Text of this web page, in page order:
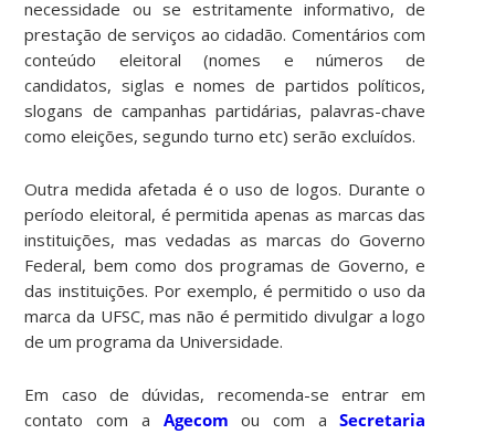
necessidade ou se estritamente informativo, de
prestação de serviços ao cidadão. Comentários com
conteúdo eleitoral (nomes e números de
candidatos, siglas e nomes de partidos políticos,
slogans de campanhas partidárias, palavras-chave
como eleições, segundo turno etc) serão excluídos.
Outra medida afetada é o uso de logos. Durante o
período eleitoral, é permitida apenas as marcas das
instituições, mas vedadas as marcas do Governo
Federal, bem como dos programas de Governo, e
das instituições. Por exemplo, é permitido o uso da
marca da UFSC, mas não é permitido divulgar a logo
de um programa da Universidade.
Em caso de dúvidas, recomenda-se entrar em
contato com a Agecom ou com aSecretaria